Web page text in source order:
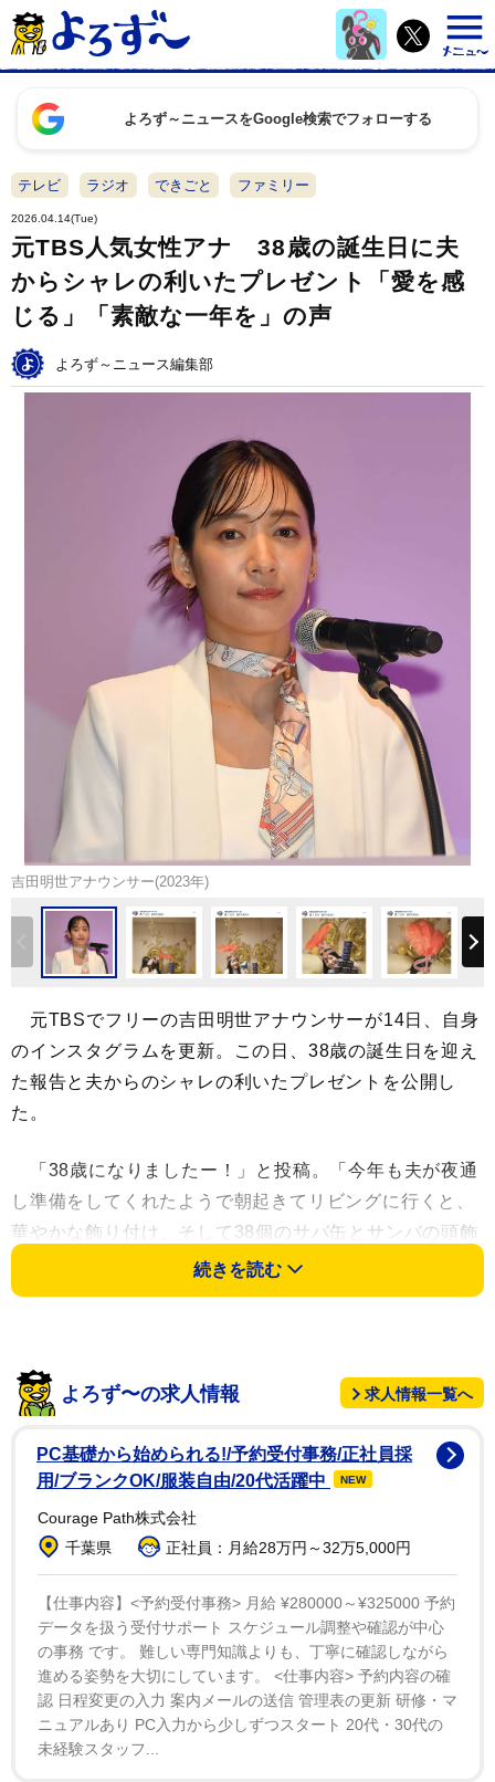
よろず～ニュースをGoogle検索でフォローする
テレビ ラジオ できごと ファミリー
2026.04.14(Tue)
元TBS人気女性アナ 38歳の誕生日に夫
からシャレの利いたプレゼント「愛を感
じる」「素敵な一年を」の声
よろず～ニュース編集部
吉田明世アナウンサー(2023年)
元TBSでフリーの吉田明世アナウンサーが14日、自身
のインスタグラムを更新。この日、38歳の誕生日を迎え
た報告と夫からのシャレの利いたプレゼントを公開し
た。
「38歳になりましたー！」と投稿。「今年も夫が夜通
し準備をしてくれたようで朝起きてリビングに行くと、
華やかな飾り付け、そして38個のサバ缶とサンバの頭飾
りが置いてありました」とつづり、「38」の数字にちな
んだサンバで使用するド派手な羽根飾りをかぶり、山積
続けて「サバ缶の賞味期限を確認したら2029年まで美
味しくいただけるようで、完食できそうです！サンバの
頭飾りは、、うん、大切にしまっておきます」とした。
メントありがとうございます！お仕事を通してみなさま
に恩返しできるよう頑張りますので！引き続きよろしく
お願いします」と記し、「そして、両親へ 産んでくれ
てありがとう!!」と締めくくった。
吉田アナは成城大卒業後、2011年4月にTBSに入社。
19年1月で退社しフリーに。プライベートでは16年10月
に一般男性と結婚。18年5月に長女を、20年12月に長男
続きを読む
よろず〜の求人情報 求人情報一覧へ
PC基礎から始められる!/予約受付事務/正社員採
用/ブランクOK/服装自由/20代活躍中
NEW
Courage Path株式会社
千葉県
正社員：月給28万円～32万5,000円
【仕事内容】<予約受付事務> 月給 ¥280000～¥325000 予約
データを扱う受付サポート スケジュール調整や確認が中心
の事務 です。 難しい専門知識よりも、丁寧に確認しながら
進める姿勢を大切にしています。 <仕事内容> 予約内容の確
認 日程変更の入力 案内メールの送信 管理表の更新 研修・マ
ニュアルあり PC入力から少しずつスタート 20代・30代の
未経験スタッフ...